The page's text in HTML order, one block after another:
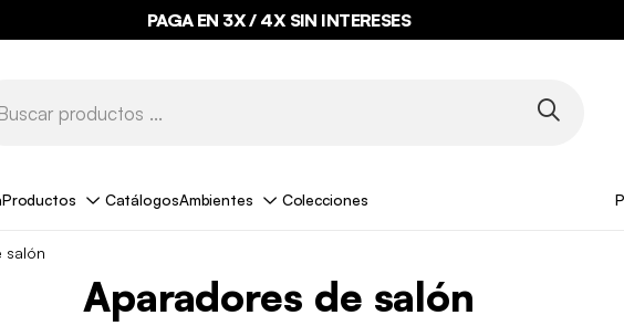
PAGA EN 3X / 4X SIN INTERESES
Productos CatálogosAmbientes Colecciones
salón
Aparadores de salón